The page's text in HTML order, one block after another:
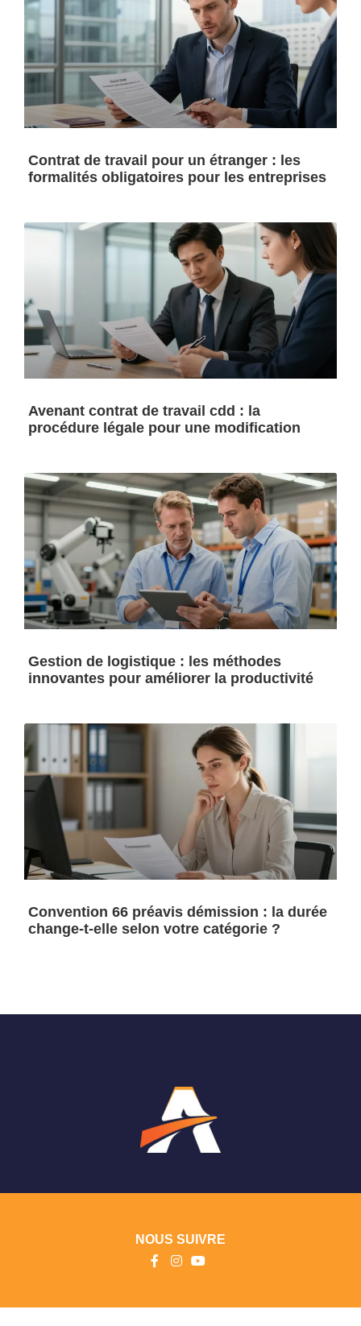
Contrat de travail pour un étranger : les
formalités obligatoires pour les entreprises
Avenant contrat de travail cdd : la
procédure légale pour une modification
Gestion de logistique : les méthodes
innovantes pour améliorer la productivité
Convention 66 préavis démission : la durée
change-t-elle selon votre catégorie ?
NOUS SUIVRE